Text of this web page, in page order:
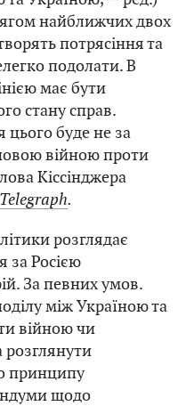
найближчих двох
потрясіння та
подолати. В
має бути
стану справ.
буде не за
війною проти
Кіссінджера
.
розглядає
за Росією
За певних умов.
між Україною та
війною чи
принципу
щодо